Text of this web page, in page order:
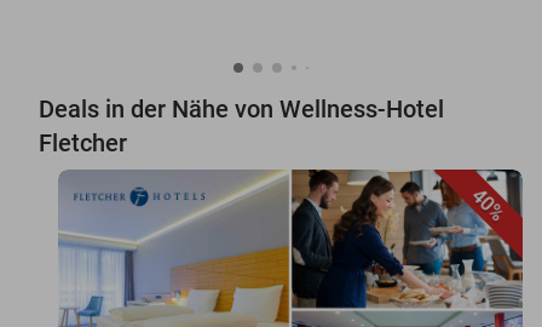
Deals in der Nähe von Wellness-Hotel
Fletcher
40%